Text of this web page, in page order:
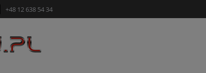
+48 12 638 54 34